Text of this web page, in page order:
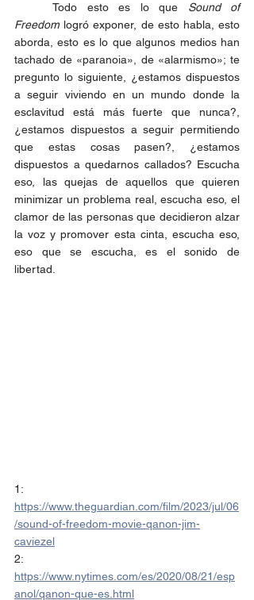
	Todo esto es lo que
Sound of
Freedom logró exponer, de esto habla, esto
aborda, esto es lo que algunos medios han
tachado de «paranoia», de «alarmismo»; te
pregunto lo siguiente, ¿estamos dispuestos
a seguir viviendo en un mundo donde la
esclavitud está más fuerte que nunca?,
¿estamos dispuestos a seguir permitiendo
que estas cosas pasen?, ¿estamos
dispuestos a quedarnos callados? Escucha
eso, las quejas de aquellos que quieren
minimizar un problema real, escucha eso, el
clamor de las personas que decidieron alzar
la voz y promover esta cinta, escucha eso,
eso que se escucha, es el sonido de
libertad.
1:
https://www.theguardian.com/film/2023/jul/06
/sound-of-freedom-movie-qanon-jim-
caviezel
2:
https://www.nytimes.com/es/2020/08/21/esp
anol/qanon-que-es.html